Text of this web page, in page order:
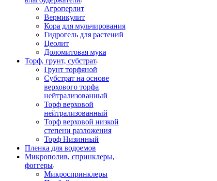
Агроперлит
Вермикулит
Кора для мульчирования
Гидрогель для растений
Цеолит
Доломитовая мука
Торф, грунт, субстрат
Грунт торфяной
Субстрат на основе
верхового торфа
нейтрализованный
Торф верховой
нейтрализованный
Торф верховой низкой
степени разложения
Торф Низинный
Пленка для водоемов
Микрополив, спринклеры,
фоггеры
Микроспринклеры